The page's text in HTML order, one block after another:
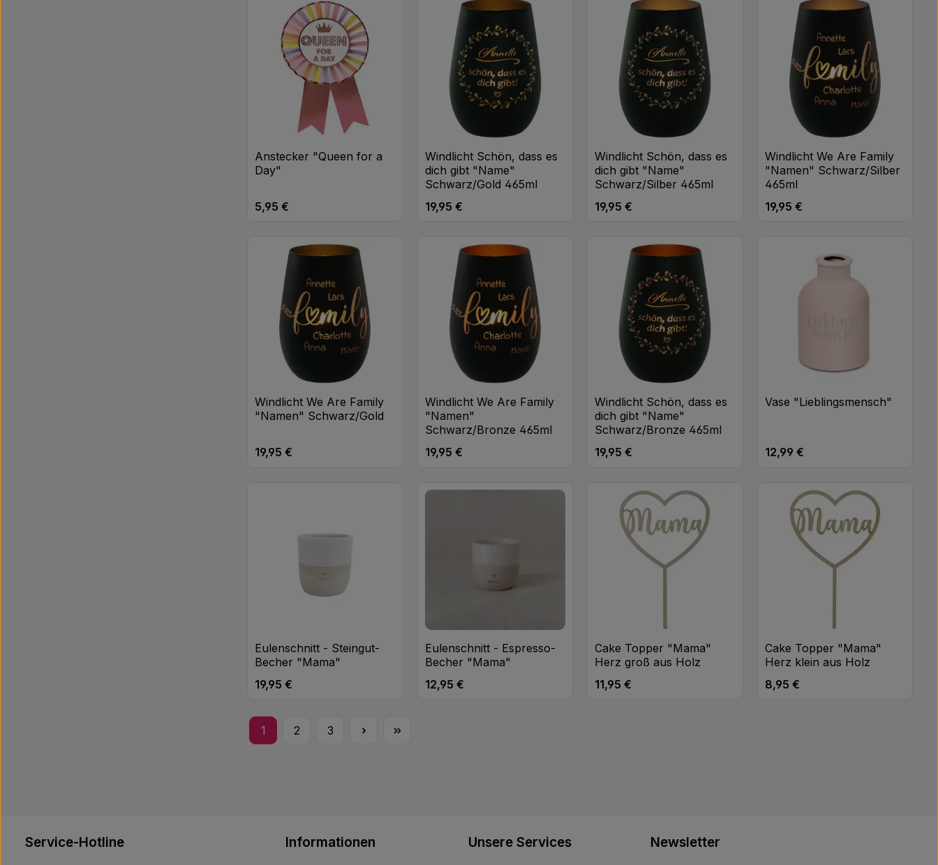
Anstecker "Queen for a
Day"
Regulärer Preis:
5,95 €
Produkt Anzahl: Gib den gewünschten Wert ein oder benutze die Schaltflächen um
Windlicht Schön, dass es
dich gibt "Name"
Schwarz/Gold 465ml
Regulärer Preis:
19,95 €
Windlicht Schön, dass es
dich gibt "Name"
Schwarz/Silber 465ml
Regulärer Preis:
19,95 €
Windlicht We Are Family
"Namen" Schwarz/Silber
465ml
Regulärer Preis:
19,95 €
Windlicht We Are Family
"Namen" Schwarz/Gold
Regulärer Preis:
19,95 €
Windlicht We Are Family
"Namen"
Schwarz/Bronze 465ml
Regulärer Preis:
19,95 €
Windlicht Schön, dass es
dich gibt "Name"
Schwarz/Bronze 465ml
Regulärer Preis:
19,95 €
Vase "Lieblingsmensch"
Regulärer Preis:
12,99 €
Produkt Anzahl:
Stk
Eulenschnitt - Steingut-
Becher "Mama"
Regulärer Preis:
19,95 €
Produkt Anzahl: Gib den gewünschten Wert ein oder benutze die Schaltflächen um
Eulenschnitt - Espresso-
Becher "Mama"
Regulärer Preis:
12,95 €
Cake Topper "Mama"
Herz groß aus Holz
Regulärer Preis:
11,95 €
Cake Topper "Mama"
Herz klein aus Holz
Regulärer Preis:
8,95 €
Seite
1
Seite
2
Seite
3
Service-Hotline Informationen Unsere Services Newsletter